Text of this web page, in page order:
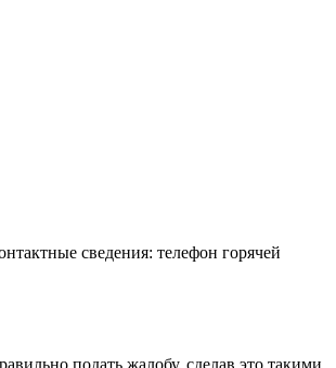
сведения: телефон горячей